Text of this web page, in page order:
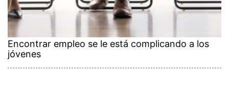
Encontrar empleo se le está complicando a los
jóvenes